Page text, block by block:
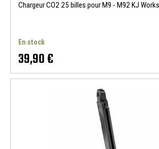
Chargeur CO2 25 billes pour M9 - M92 KJ
En stock
39,90 €